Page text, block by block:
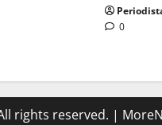
0
rights reserved. |